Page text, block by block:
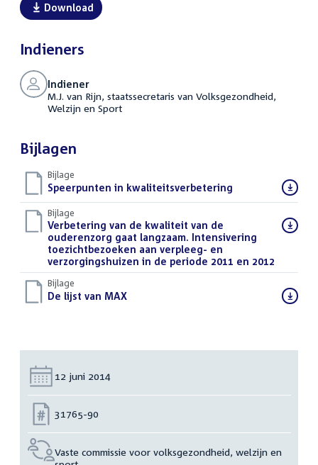
Download
Indieners
Indiener
M.J. van Rijn, staatssecretaris van Volksgezondheid,
Welzijn en Sport
Bijlagen
Bijlage
Download
bestand:
Speerpunten in kwaliteitsverbetering
Bijlage
Download
bestand:
Verbetering van de kwaliteit van de
ouderenzorg gaat langzaam. Intensivering
toezichtbezoeken aan verpleeg- en
verzorgingshuizen in de periode 2011 en 2012
Bijlage
Download
De lijst van MAX(PDF)
Datum:
12 juni 2014
Nummer:
31765-90
Vaste commissie voor volksgezondheid, welzijn en